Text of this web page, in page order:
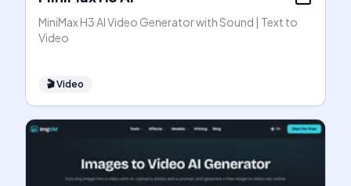
MiniMax H3 AI Video Generator with Sound | Text to
Video
🎬Video